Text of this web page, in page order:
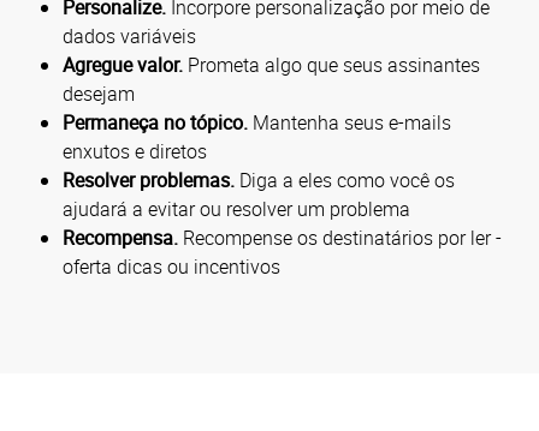
Personalize. Incorpore personalização por meio de
dados variáveis
Agregue valor. Prometa algo que seus assinantes
desejam
Permaneça no tópico. Mantenha seus e-mails
enxutos e diretos
Resolver problemas. Diga a eles como você os
ajudará a evitar ou resolver um problema
Recompensa. Recompense os destinatários por ler -
oferta dicas ou incentivos